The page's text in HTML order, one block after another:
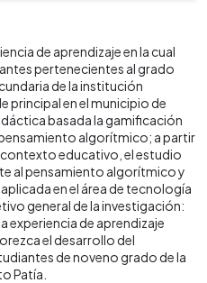
de aprendizaje en la cual
pertenecientes al grado
de la institución
principal en el municipio de
basada la gamificación
algorítmico; a partir
educativo, el estudio
al pensamiento algorítmico y
en el área de tecnología
general de la investigación:
experiencia de aprendizaje
el desarrollo del
de noveno grado de la
Patía.